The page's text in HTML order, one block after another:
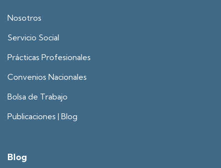
Nosotros
Servicio Social
Prácticas Profesionales
Convenios Nacionales
Bolsa de Trabajo
Publicaciones | Blog
Blog